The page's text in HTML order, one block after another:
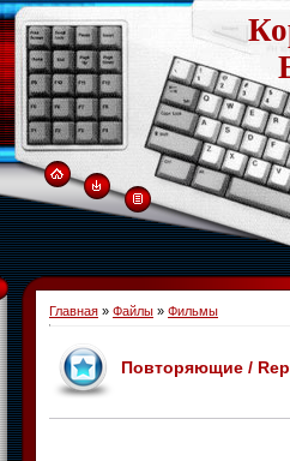
Главная » Файлы » Фильмы
Повторяющие /